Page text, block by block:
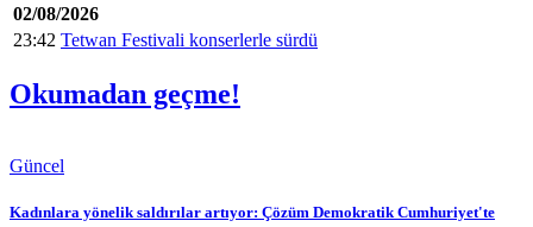
02/08/2026
23:42 Tetwan Festivali konserlerle sürdü
Okumadan geçme!
Güncel
Kadınlara yönelik saldırılar artıyor: Çözüm Demokratik Cumhuriyet'te